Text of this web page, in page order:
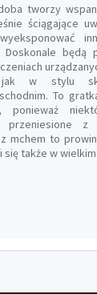
tworzy
ściągające
Doskonale będą
w stylu
To
ponieważ
przeniesione z
z mchem to
się także w